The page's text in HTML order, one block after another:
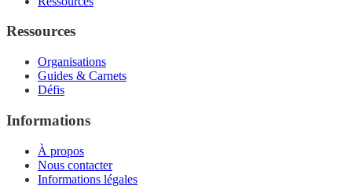
Ressources
Organisations
Guides & Carnets
Défis
Informations
À propos
Nous contacter
Informations légales